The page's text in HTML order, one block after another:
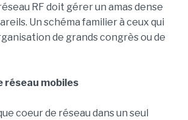
RF doit gérer un amas dense
Un schéma familier à ceux qui
de grands congrès ou de
réseau mobiles
coeur de réseau dans un seul